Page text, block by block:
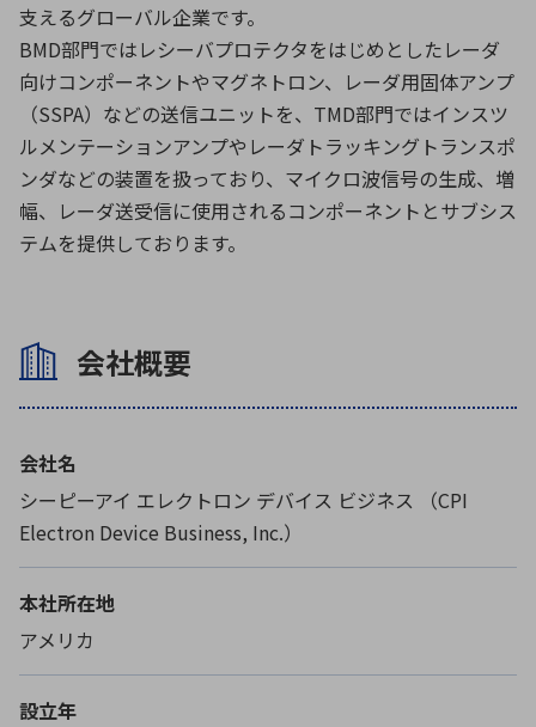
支えるグローバル企業です。
BMD部門ではレシーバプロテクタをはじめとしたレーダ
向けコンポーネントやマグネトロン、レーダ用固体アンプ
（SSPA）などの送信ユニットを、TMD部門ではインスツ
ルメンテーションアンプやレーダトラッキングトランスポ
ンダなどの装置を扱っており、マイクロ波信号の生成、増
幅、レーダ送受信に使用されるコンポーネントとサブシス
テムを提供しております。
会社概要
会社名
シーピーアイ エレクトロン デバイス ビジネス （CPI
Electron Device Business, Inc.）
本社所在地
アメリカ
設立年